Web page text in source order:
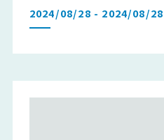
2024/08/28 - 2024/08/28